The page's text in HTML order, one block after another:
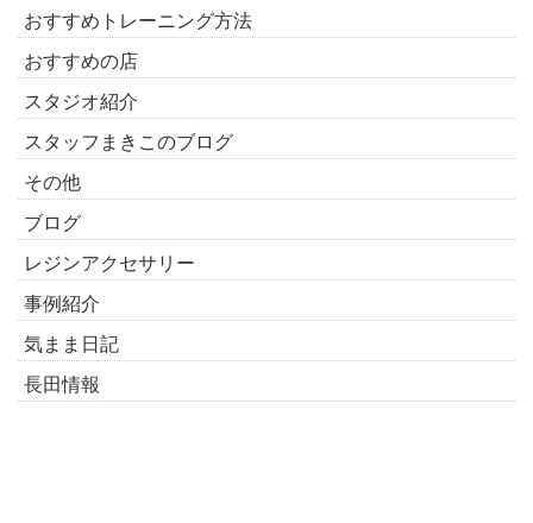
おすすめトレーニング方法
おすすめの店
スタジオ紹介
スタッフまきこのブログ
その他
ブログ
レジンアクセサリー
事例紹介
気まま日記
長田情報